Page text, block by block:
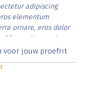
adipiscing
elementum
ornare, eros dolor
libero vitae erat.
id rutrum lorem
voor jouw proefrit